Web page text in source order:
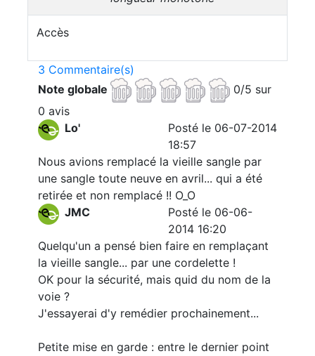
Accès
3 Commentaire(s)
Note globale
0/5 sur
0 avis
Lo'
Posté le 06-07-2014
18:57
Nous avions remplacé la vieille sangle par
une sangle toute neuve en avril... qui a été
retirée et non remplacé !! O_O
JMC
Posté le 06-06-
2014 16:20
Quelqu'un a pensé bien faire en remplaçant
la vieille sangle... par une cordelette !
OK pour la sécurité, mais quid du nom de la
voie ?
J'essayerai d'y remédier prochainement...
Petite mise en garde : entre le dernier point